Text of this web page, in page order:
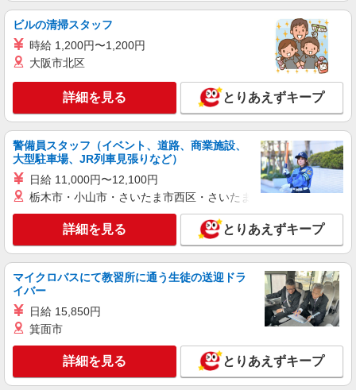
病院内での調理員さん
時給1,250円 ※試用期間あり（試用期間中時給
1,200円）
大阪府大阪市西区江之子島２丁目１番５４号
業所
キープ 詳細を見る
アルバイト パート
名阪食品株式会社 大阪事業部
調理補助(保育園内の厨房業務)
時給1180円〜1280円 ※経験・能力による
大阪府大阪市西区立売堀2丁目3-27 こでまりこ
ども園あわざ
キープ 詳細を見る
アルバイト パート
株式会社東テスティパル
大阪市西区社員食堂の調理補助
時給1200円
大阪府大阪市西区北堀江１ー１２－１９ 株式
ビルの清掃スタッフ
時給 1,200円〜1,200円
大阪市北区
詳細を見る とりあえずキープ
警備員スタッフ（イベント、道路、商業施設、
大型駐車場、JR列車見張りなど）
日給 11,000円〜12,100円
栃木市・小山市・さいたま市西区・さいたま市岩槻区・久喜市・
詳細を見る とりあえずキープ
マイクロバスにて教習所に通う生徒の送迎ドラ
イバー
日給 15,850円
箕面市
詳細を見る とりあえずキープ